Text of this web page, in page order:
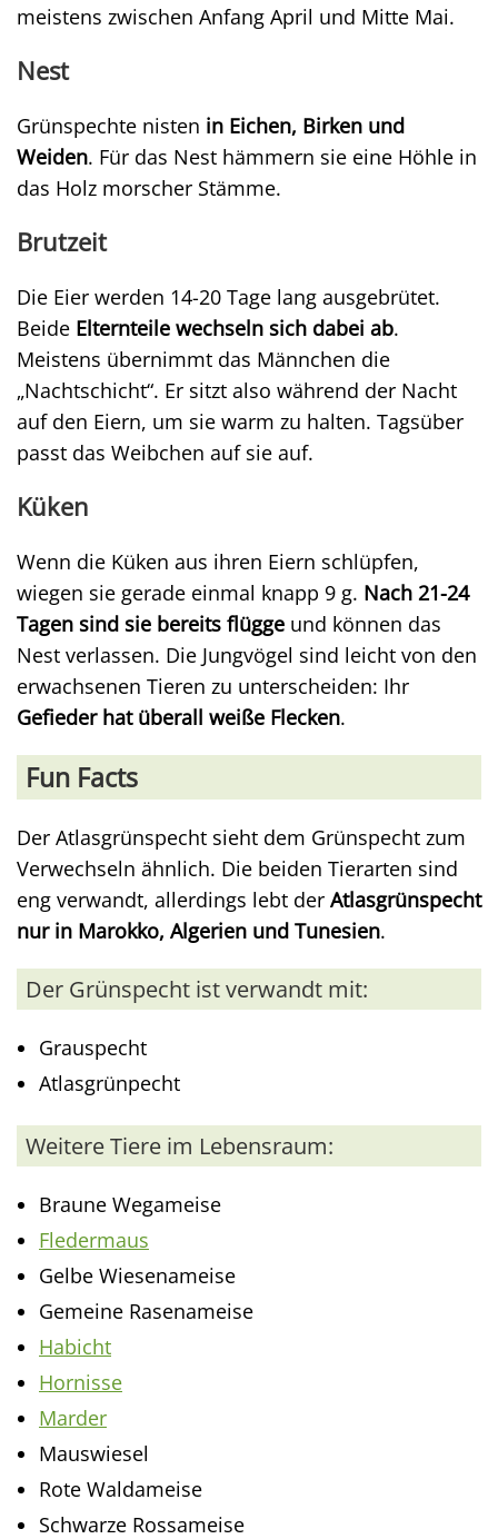
meistens zwischen Anfang April und Mitte Mai.
Nest
Grünspechte nisten in Eichen, Birken und
Weiden. Für das Nest hämmern sie eine Höhle in
das Holz morscher Stämme.
Brutzeit
Die Eier werden 14-20 Tage lang ausgebrütet.
Beide Elternteile wechseln sich dabei ab.
Meistens übernimmt das Männchen die
„Nachtschicht“. Er sitzt also während der Nacht
auf den Eiern, um sie warm zu halten. Tagsüber
passt das Weibchen auf sie auf.
Küken
Wenn die Küken aus ihren Eiern schlüpfen,
wiegen sie gerade einmal knapp 9 g. Nach 21-24
Tagen sind sie bereits flügge und können das
Nest verlassen. Die Jungvögel sind leicht von den
erwachsenen Tieren zu unterscheiden: Ihr
Gefieder hat überall weiße Flecken.
Fun Facts
Der Atlasgrünspecht sieht dem Grünspecht zum
Verwechseln ähnlich. Die beiden Tierarten sind
eng verwandt, allerdings lebt der Atlasgrünspecht
nur in Marokko, Algerien und Tunesien.
Der Grünspecht ist verwandt mit:
Grauspecht
Atlasgrünpecht
Weitere Tiere im Lebensraum:
Braune Wegameise
Fledermaus
Gelbe Wiesenameise
Gemeine Rasenameise
Habicht
Hornisse
Marder
Mauswiesel
Rote Waldameise
Schwarze Rossameise